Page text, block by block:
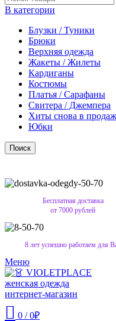
В категории
Блузки / Туники
Брюки
Верхняя одежда
Жакеты / Жилеты
Кардиганы
Костюмы
Платья / Сарафаны
Свитера / Джемпера
Хиты снова в
Юбки
Поиск
Бесплатная доставка
от 7000 рублей
8 лет успешно работаем для
Меню
0 / 0₽